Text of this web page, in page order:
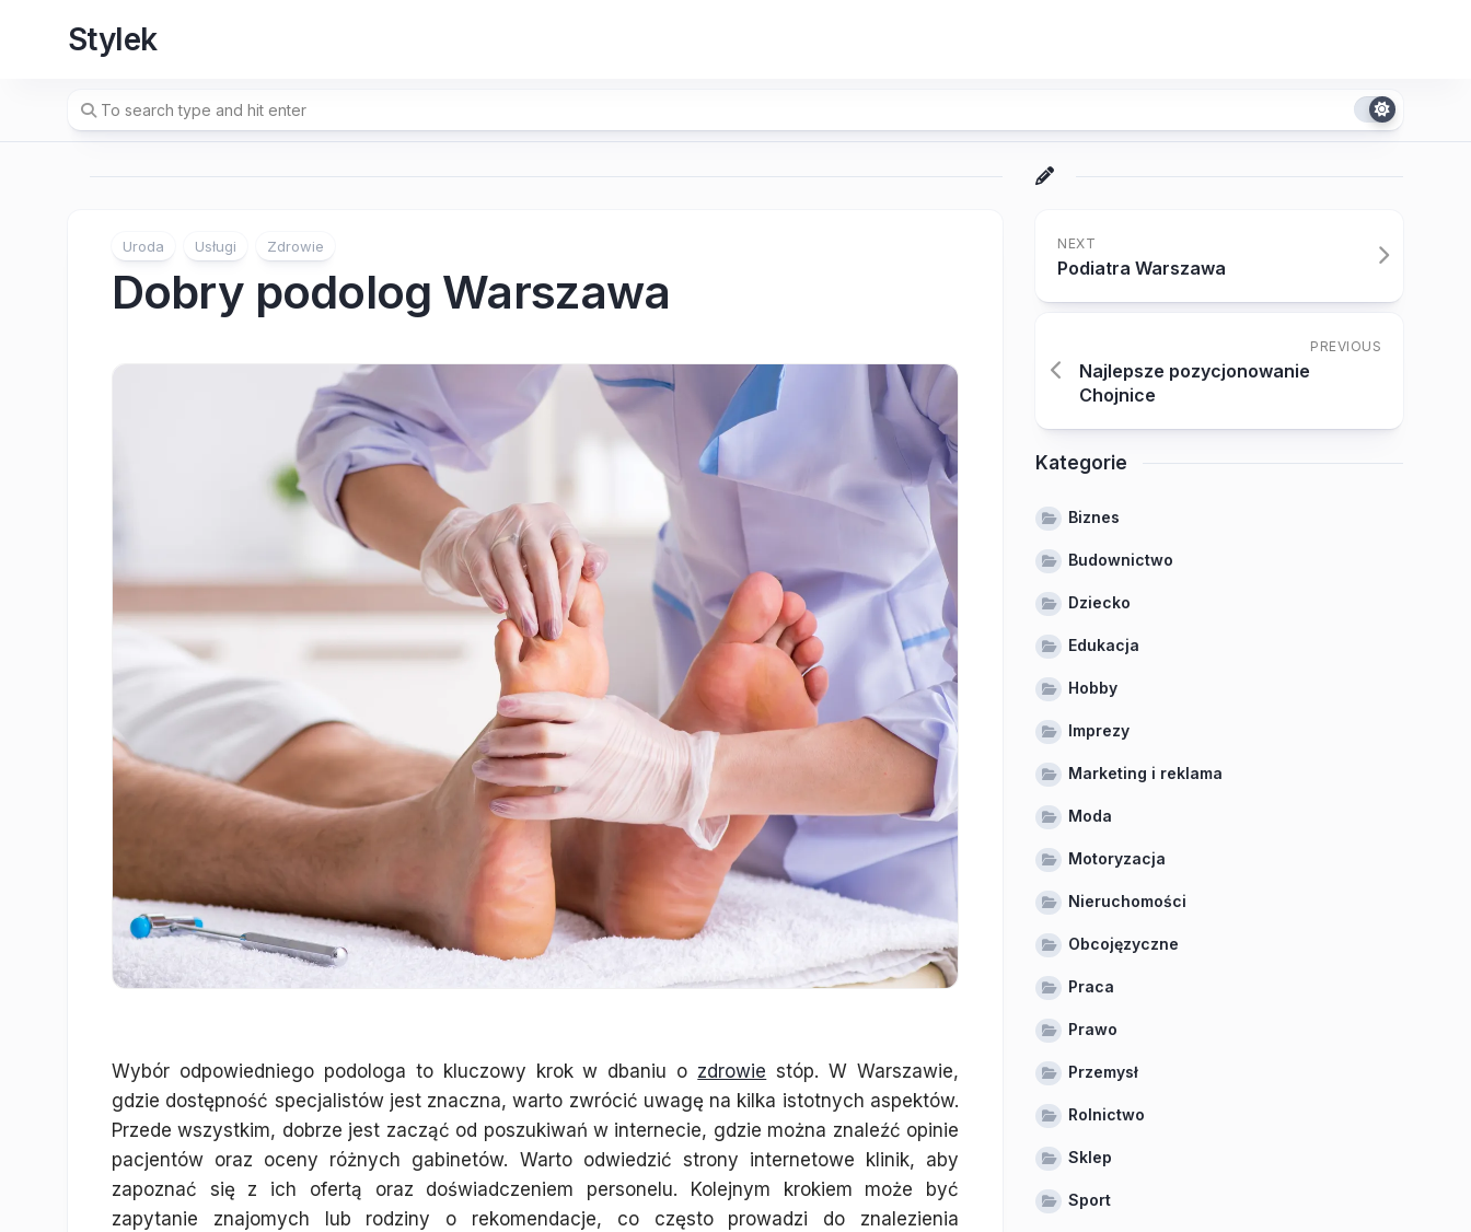
Stylek
Uroda Usługi Zdrowie
Dobry podolog Warszawa
Wybór odpowiedniego podologa to kluczowy krok w dbaniu o zdrowie stóp. W Warszawie,
gdzie dostępność specjalistów jest znaczna, warto zwrócić uwagę na kilka istotnych aspektów.
Przede wszystkim, dobrze jest zacząć od poszukiwań w internecie, gdzie można znaleźć opinie
pacjentów oraz oceny różnych gabinetów. Warto odwiedzić strony internetowe klinik, aby
zapoznać się z ich ofertą oraz doświadczeniem personelu. Kolejnym krokiem może być
zapytanie znajomych lub rodziny o rekomendacje, co często prowadzi do znalezienia
NEXT
Podiatra Warszawa
PREVIOUS
Najlepsze pozycjonowanie
Chojnice
Kategorie
Biznes
Budownictwo
Dziecko
Edukacja
Hobby
Imprezy
Marketing i reklama
Moda
Motoryzacja
Nieruchomości
Obcojęzyczne
Praca
Prawo
Przemysł
Rolnictwo
Sklep
Sport